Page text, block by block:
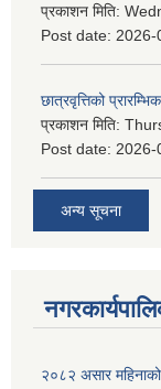
प्रकाशन मिति:
Post date: 2026-
छात्रवृत्तिको
प्रकाशन मिति:
Post date: 2026-
अन्य सूचना
२०८२ असार महिनाको